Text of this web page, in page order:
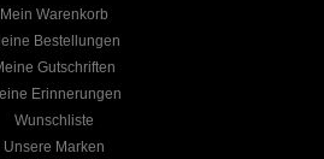
Mein Warenkorb
Bestellungen
Gutschriften
Erinnerungen
Wunschliste
Unsere Marken